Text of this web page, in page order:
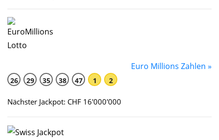
Euro Millions Zahlen »
26 29 35 38 47 1 2
Nächster Jackpot: CHF 16'000'000